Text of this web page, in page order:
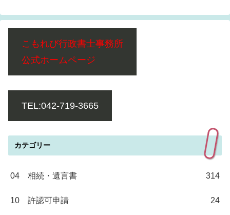
こもれび行政書士事務所
公式ホームページ
TEL:042-719-3665
カテゴリー
04 相続・遺言書 314
10 許認可申請 24